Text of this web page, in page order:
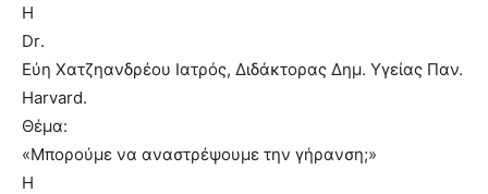
Η
Dr.
Εύη Χατζηανδρέου Ιατρός, Διδάκτορας Δημ. Υγείας Παν.
Harvard.
Θέμα:
«Μπορούμε να αναστρέψουμε την γήρανση;»
Η